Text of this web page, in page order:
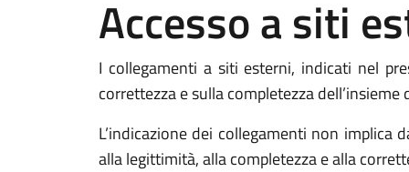
Accesso a siti
I collegamenti a siti esterni, indicati nel
correttezza e sulla completezza
L’indicazione dei collegamenti non
alla legittimità, alla completezza e alla